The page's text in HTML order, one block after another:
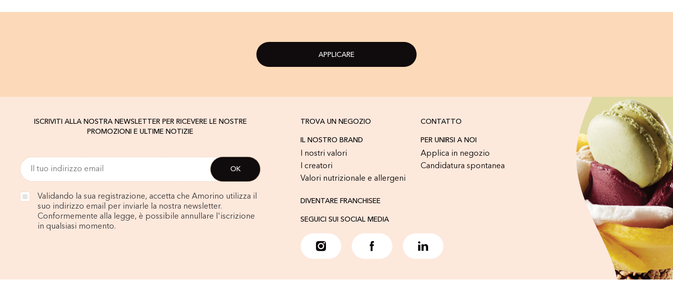
APPLICARE
ISCRIVITI ALLA NOSTRA NEWSLETTER PER RICEVERE LE NOSTRE
PROMOZIONI E ULTIME NOTIZIE
Validando la sua registrazione, accetta che Amorino utilizza il
suo indirizzo email per inviarle la nostra newsletter.
Conformemente alla legge, è possibile annullare l'iscrizione
in qualsiasi momento.
TROVA UN NEGOZIO CONTATTO
IL NOSTRO BRAND
I nostri valori
I creatori
Valori nutrizionale e allergeni
PER UNIRSI A NOI
Applica in negozio
Candidatura spontanea
DIVENTARE FRANCHISEE
SEGUICI SUI SOCIAL MEDIA